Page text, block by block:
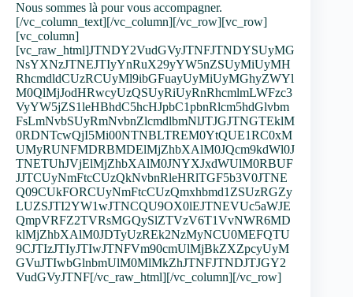
Nous sommes là pour vous accompagner.
[/vc_column_text][/vc_column][/vc_row][vc_row]
[vc_column]
[vc_raw_html]JTNDY2VudGVyJTNFJTNDYSUyMG
NsYXNzJTNEJTIyYnRuX29yYW5nZSUyMiUyMH
RhcmdldCUzRCUyMl9ibGFuayUyMiUyMGhyZWYl
M0QlMjJodHRwcyUzQSUyRiUyRnRhcmlmLWFzc3
VyYW5jZS1leHBhdC5hcHJpbC1pbnRlcm5hdGlvbm
FsLmNvbSUyRmNvbnZlcmdlbmNlJTJGJTNGTEklM
0RDNTcwQjI5Mi00NTNBLTREM0YtQUE1RC0xM
UMyRUNFMDRBMDElMjZhbXAlM0JQcm9kdWl0J
TNETUhJVjElMjZhbXAlM0JNYXJxdWUlM0RBUF
JJTCUyNmFtcCUzQkNvbnRleHRlTGF5b3V0JTNE
Q09CUkFORCUyNmFtcCUzQmxhbmd1ZSUzRGZy
LUZSJTI2YW1wJTNCQU9OX0lEJTNEVUc5aWJE
QmpVRFZ2TVRsMGQySlZTVzV6T1VvNWR6MD
klMjZhbXAlM0JDTyUzREk2NzMyNCU0MEFQTU
9CJTIzJTIyJTIwJTNFVm90cmUlMjBkZXZpcyUyM
GVuJTIwbGlnbmUlM0MlMkZhJTNFJTNDJTJGY2
VudGVyJTNF[/vc_raw_html][/vc_column][/vc_row]